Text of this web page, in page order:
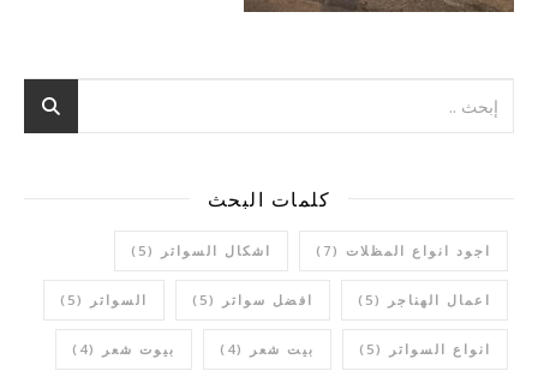
كلمات البحث
اجود انواع المظلات (7) اشكال السواتر (5)
اعمال الهناجر (5) افضل سواتر (5) السواتر (5)
انواع السواتر (5) بيت شعر (4) بيوت شعر (4)